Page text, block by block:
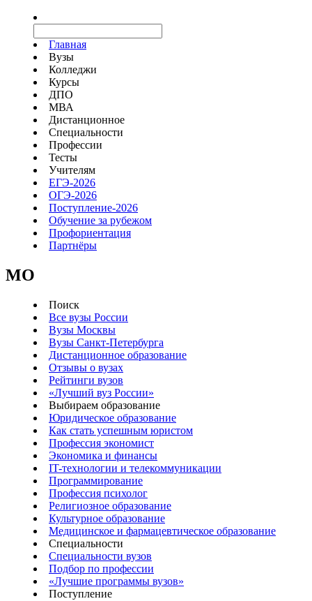
Главная
Вузы
Колледжи
Курсы
ДПО
МВА
Дистанционное
Специальности
Профессии
Тесты
Учителям
ЕГЭ-2026
ОГЭ-2026
Поступление-2026
Обучение за рубежом
Профориентация
Партнёры
MO
Поиск
Все вузы России
Вузы Москвы
Вузы Санкт-Петербурга
Дистанционное образование
Отзывы о вузах
Рейтинги вузов
«Лучший вуз России»
Выбираем образование
Юридическое образование
Как стать успешным юристом
Профессия экономист
Экономика и финансы
IT-технологии и телекоммуникации
Программирование
Профессия психолог
Религиозное образование
Культурное образование
Медицинское и фармацевтическое образование
Специальности
Специальности вузов
Подбор по профессии
«Лучшие программы вузов»
Поступление